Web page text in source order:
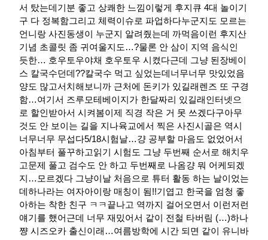
서 탔는데기분 좋고 상쾌한 느낌이렇게 후지큐 4대 놀이기
구 다 정복함그리고 체력이슈로 파업하다누군지도 모르는
언니랑 사진동생이 누군지 알려줬는데 까먹음이런 후지산
기념 초콜릿 좀 귀여울지도…?물론 안 삼이 지역 음식인
듯한… 호우토우야채 호우토우 시켰다근데 그냥 된장베이
스 칼국수던데??칼국수 먹고 싶었는데너무너무 맛있었음
양도 많고서치해보니까 근처에 돈키가 있길래렌즈 또 구경
함…여기서 즈루모테베이지가 한달짜리 있길래인터넷으
로 할인받아서 시켜봄이제 직경 작은 거 못 쓰겠다구아무
것도 안 보이는 길을 지나육교에서 찍은 사진시골은 역시
너무너무 무섭다​5/18시험날…걍 공부할 마음도 없었어서
아침부터 풀꾸하고읽기 시험도 그냥 두번째 순서로 해치우
고문제 풀고 검수도 안 하고 두번째로 나옴걍 뭐 어케되겠
지…모르겠다 그냥​이날 처음으로 튜터 활동 하는 날이었는
데하나라는 여자아이랑 매칭이 됨!!기엽고 한국을 엄청 좋
아하는 착한 친구 ㅋㅋ끝나고 역까지 걸어오면서 이런저런
얘기를 했어근데 너무 재밌어서 같이 전철 타버림 (…)하나
쨩 시즈오카 출신이래…여름방학에 시간 되면 같이 유니바